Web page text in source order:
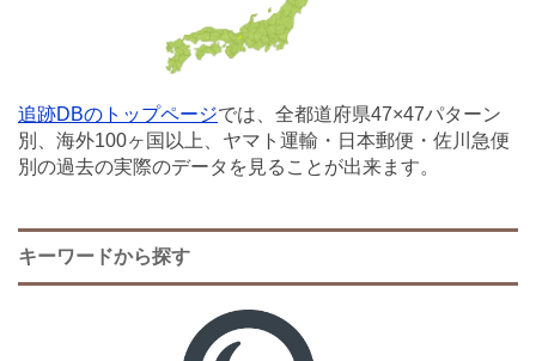
追跡DBのトップページでは、全都道府県47×47パターン
別、海外100ヶ国以上、ヤマト運輸・日本郵便・佐川急便
別の過去の実際のデータを見ることが出来ます。
キーワードから探す